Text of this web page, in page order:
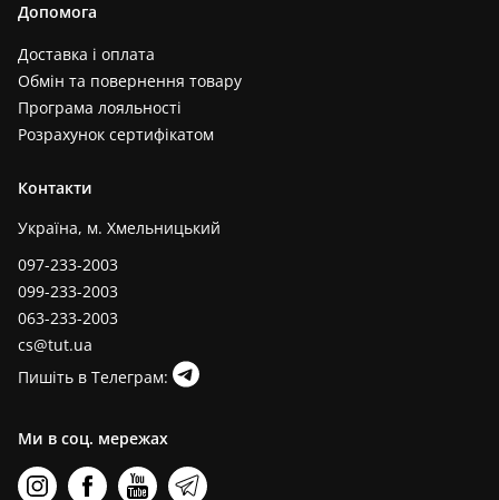
Допомога
Доставка і оплата
Обмін та повернення товару
Програма лояльності
Розрахунок сертифікатом
Контакти
Україна, м. Хмельницький
097-233-2003
099-233-2003
063-233-2003
cs@tut.ua
Пишіть в Телеграм:
Ми в соц. мережах